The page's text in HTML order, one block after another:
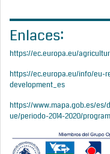
Enlaces:
https://ec.europa.eu/
https://ec.europa.eu/info/eu-
development_es
https://www.mapa.gob.es/
ue/periodo-2014-2020/